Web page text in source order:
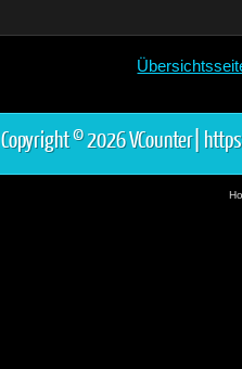
Copyright © 2026 VCounter|